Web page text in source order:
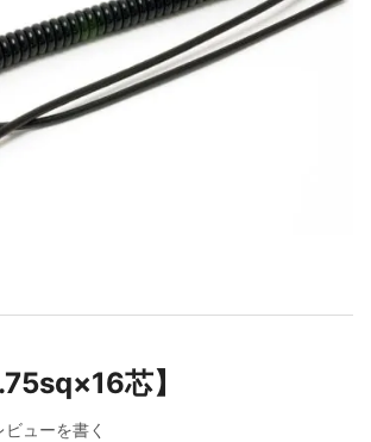
最初に移動する
芯】
ューを書く